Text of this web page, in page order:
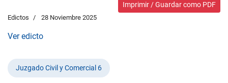
Imprimir / Guardar como PDF
Edictos 28 Noviembre 2025
Ver edicto
Juzgado Civil y Comercial 6